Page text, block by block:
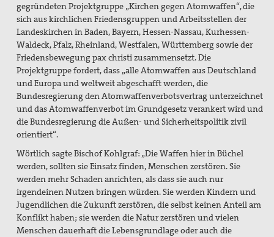
gegründeten Projektgruppe „Kirchen gegen Atomwaffen“, die
sich aus kirchlichen Friedensgruppen und Arbeitsstellen der
Landeskirchen in Baden, Bayern, Hessen-Nassau, Kurhessen-
Waldeck, Pfalz, Rheinland, Westfalen, Württemberg sowie der
Friedensbewegung pax christi zusammensetzt. Die
Projektgruppe fordert, dass „alle Atomwaffen aus Deutschland
und Europa und weltweit abgeschafft werden, die
Bundesregierung den Atomwaffenverbotsvertrag unterzeichnet
und das Atomwaffenverbot im Grundgesetz verankert wird und
die Bundesregierung die Außen- und Sicherheitspolitik zivil
orientiert“.
Wörtlich sagte Bischof Kohlgraf: „Die Waffen hier in Büchel
werden, sollten sie Einsatz finden, Menschen zerstören. Sie
werden mehr Schaden anrichten, als dass sie auch nur
irgendeinen Nutzen bringen würden. Sie werden Kindern und
Jugendlichen die Zukunft zerstören, die selbst keinen Anteil am
Konflikt haben; sie werden die Natur zerstören und vielen
Menschen dauerhaft die Lebensgrundlage oder auch die